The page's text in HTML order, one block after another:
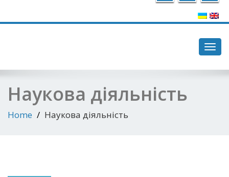
Наукова діяльність
Home Наукова діяльність